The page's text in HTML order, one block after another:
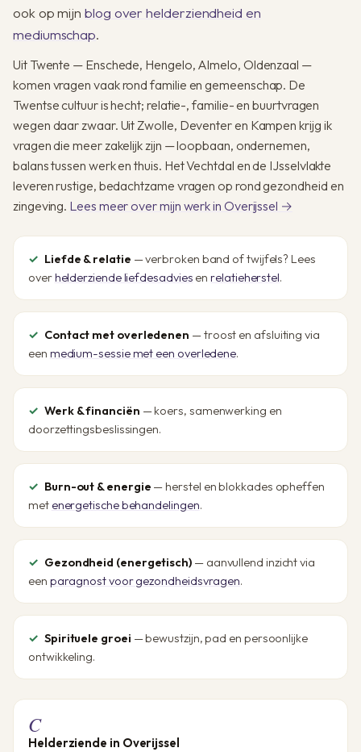
ook op mijnblog over helderziendheid en
mediumschap.
Uit Twente — Enschede, Hengelo, Almelo, Oldenzaal —
komen vragen vaak rond familie en gemeenschap. De
Twentse cultuur is hecht; relatie-, familie- en buurtvragen
wegen daar zwaar. Uit Zwolle, Deventer en Kampen krijg ik
vragen die meer zakelijk zijn — loopbaan, ondernemen,
balans tussen werk en thuis. Het Vechtdal en de IJsselvlakte
leveren rustige, bedachtzame vragen op rond gezondheid en
zingeving. Lees meer over mijn werk in Overijssel →
Liefde & relatie — verbroken band of twijfels? Lees
overhelderziende liefdesadvies enrelatieherstel.
Contact met overledenen — troost en afsluiting via
een medium-sessie met een overledene.
Werk & financiën — koers, samenwerking en
doorzettingsbeslissingen.
Burn-out & energie — herstel en blokkades opheffen
met energetische behandelingen.
Gezondheid (energetisch) — aanvullend inzicht via
een paragnost voor gezondheidsvragen.
Spirituele groei — bewustzijn, pad en persoonlijke
ontwikkeling.
C
Helderziende in Overijssel